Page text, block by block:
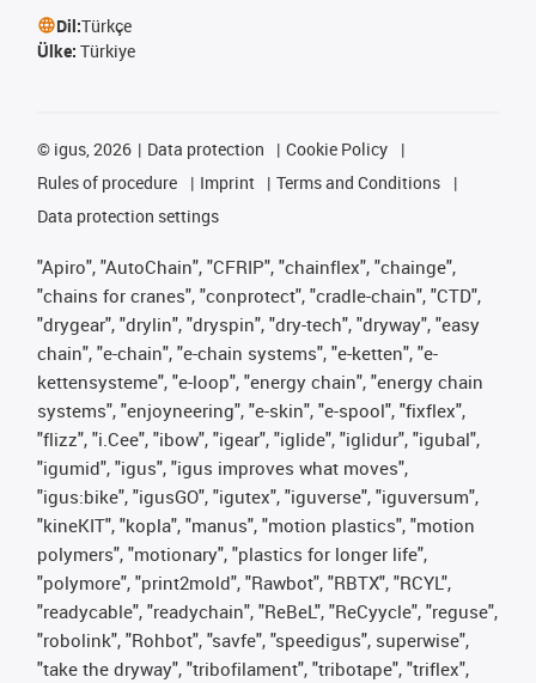
Dil:Türkçe
Ülke: Türkiye
© igus, 2026 Data protection
Cookie Policy
Rules of procedure
Imprint
Terms and Conditions
Data protection settings
"Apiro", "AutoChain", "CFRIP", "chainflex", "chainge",
"chains for cranes", "conprotect", "cradle-chain", "CTD",
"drygear", "drylin", "dryspin", "dry-tech", "dryway", "easy
chain", "e-chain", "e-chain systems", "e-ketten", "e-
kettensysteme", "e-loop", "energy chain", "energy chain
systems", "enjoyneering", "e-skin", "e-spool", "fixflex",
"flizz", "i.Cee", "ibow", "igear", "iglide", "iglidur", "igubal",
"igumid", "igus", "igus improves what moves",
"igus:bike", "igusGO", "igutex", "iguverse", "iguversum",
"kineKIT", "kopla", "manus", "motion plastics", "motion
polymers", "motionary", "plastics for longer life",
"polymore", "print2mold", "Rawbot", "RBTX", "RCYL",
"readycable", "readychain", "ReBeL", "ReCyycle", "reguse",
"robolink", "Rohbot", "savfe", "speedigus", superwise",
"take the dryway", "tribofilament", "tribotape", "triflex",